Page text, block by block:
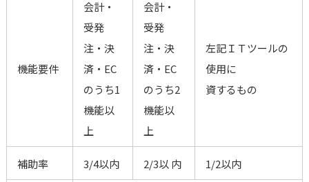
機能要件
会計・
受発
注・決
済・EC
のうち1
機能以
上
会計・
受発
注・決
済・EC
のうち2
機能以
上
左記ＩＴツールの
使用に
資するもの
補助率 3/4以内 2/3以 内 1/2以内